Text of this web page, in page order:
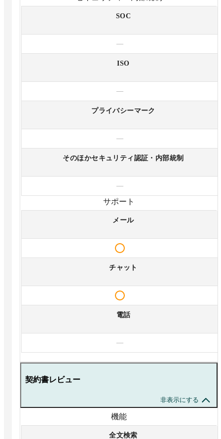
SOC
—
ISO
—
プライバシーマーク
—
そのほかセキュリティ認証・内部統制
—
サポート
メール
チャット
電話
—
契約書レビュー
非表示にする
機能
全文検索